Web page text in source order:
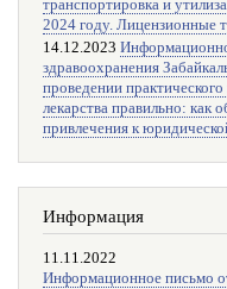
транспортировка и
2024 году. Лицензионные
14.12.2023
здравоохранения
проведении
лекарства правильно: как
привлечения к
Информация
11.11.2022
Информационное письмо